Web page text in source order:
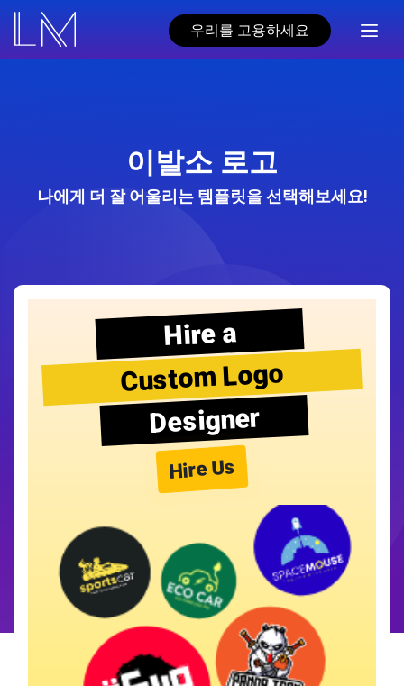
우리를 고용하세요
이발소 로고
나에게 더 잘 어울리는 템플릿을 선택해보세요!
Hire a
Custom Logo
Designer
Hire Us